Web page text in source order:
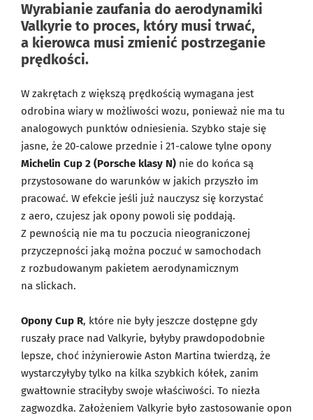
Wyrabianie zaufania do aerodynamiki
Valkyrie to proces, który musi trwać,
a kierowca musi zmienić postrzeganie
prędkości.
W zakrętach z większą prędkością wymagana jest
odrobina wiary w możliwości wozu, ponieważ nie ma tu
analogowych punktów odniesienia. Szybko staje się
jasne, że 20-calowe przednie i 21-calowe tylne opony
Michelin Cup 2 (Porsche klasy N) nie do końca są
przystosowane do warunków w jakich przyszło im
pracować. W efekcie jeśli już nauczysz się korzystać
z aero, czujesz jak opony powoli się poddają.
Z pewnością nie ma tu poczucia nieograniczonej
przyczepności jaką można poczuć w samochodach
z rozbudowanym pakietem aerodynamicznym
na slickach.
Opony Cup R, które nie były jeszcze dostępne gdy
ruszały prace nad Valkyrie, byłyby prawdopodobnie
lepsze, choć inżynierowie Aston Martina twierdzą, że
wystarczyłyby tylko na kilka szybkich kółek, zanim
gwałtownie straciłyby swoje właściwości. To niezła
zagwozdka. Założeniem Valkyrie było zastosowanie opon